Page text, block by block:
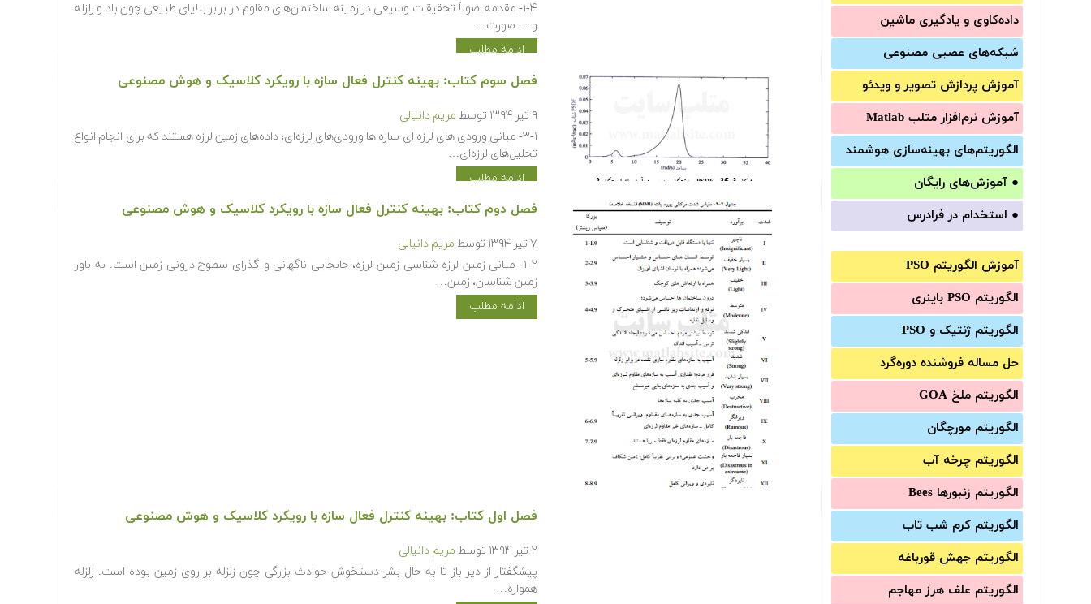
داده‌کاوی و یادگیری ماشین
شبکه‌های عصبی مصنوعی
آموزش‌ پردازش تصویر و ویدئو
آموزش‌ نرم‌افزار متلب Matlab
الگوریتم‌های بهینه‌سازی هوشمند
● آموزش‌های رایگان
● استخدام در فرادرس
آموزش الگوریتم PSO
الگوریتم PSO باینری
الگوریتم ژنتیک و PSO
حل مساله فروشنده دوره‌گرد
الگوریتم ملخ GOA
الگوریتم مورچگان
الگوریتم چرخه آب
الگوریتم زنبورها Bees
الگوریتم کرم شب تاب
الگوریتم جهش قورباغه
الگوریتم علف هرز مهاجم
۱-۴- مقدمه اصولاً تحقیقات وسیعی در زمینه ساختمان‌های مقاوم در برابر بلایای طبیعی چون باد و زلزله
و … صورت…
ادامه مطلب
فصل سوم کتاب: بهینه کنترل فعال سازه با رویکرد کلاسیک و هوش مصنوعی
۹ تیر ۱۳۹۴ توسط مریم دانیالی
۳-۱- مبانی ورودی های لرزه ای سازه ها ورودی‌های لرزه‌ای، داده‌های زمین لرزه هستند که برای انجام انواع
تحلیل‌های لرزه‌ای…
ادامه مطلب
فصل دوم کتاب: بهینه کنترل فعال سازه با رویکرد کلاسیک و هوش مصنوعی
۷ تیر ۱۳۹۴ توسط مریم دانیالی
۱-۲- مبانی زمین لرزه شناسی زمین لرزه، جابجایی ناگهانی و گذرای سطوح درونی زمین است. به باور
زمین شناسان، زمین…
ادامه مطلب
فصل اول کتاب: بهینه کنترل فعال سازه با رویکرد کلاسیک و هوش مصنوعی
۲ تیر ۱۳۹۴ توسط مریم دانیالی
پیشگفتار از دیر باز تا به حال بشر دستخوش حوادث بزرگی چون زلزله بر روی زمین بوده است. زلزله
همواره…